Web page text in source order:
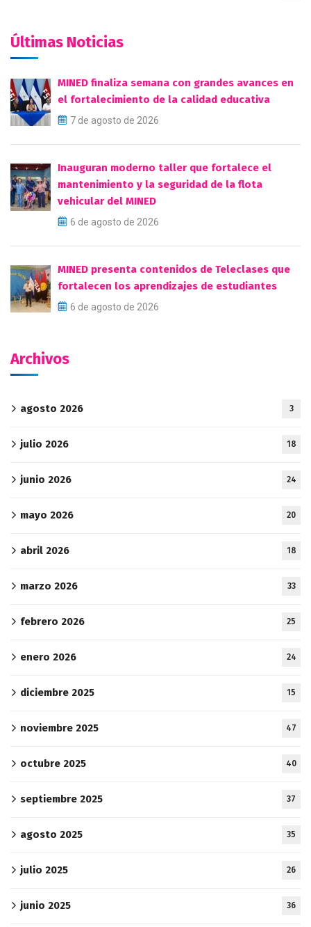
Últimas Noticias
MINED finaliza semana con grandes avances en
el fortalecimiento de la calidad educativa
7 de agosto de 2026
Inauguran moderno taller que fortalece el
mantenimiento y la seguridad de la flota
vehicular del MINED
6 de agosto de 2026
MINED presenta contenidos de Teleclases que
fortalecen los aprendizajes de estudiantes
6 de agosto de 2026
Archivos
agosto 2026 3
julio 2026 18
junio 2026 24
mayo 2026 20
abril 2026 18
marzo 2026 33
febrero 2026 25
enero 2026 24
diciembre 2025 15
noviembre 2025 47
octubre 2025 40
septiembre 2025 37
agosto 2025 35
julio 2025 26
junio 2025 36